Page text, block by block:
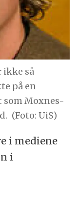
ikke så
på en
som Moxnes-
(Foto: UiS)
i mediene
i